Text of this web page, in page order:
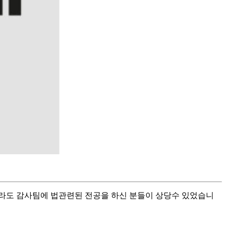
감사팀에 법관련된 전공을 하신 분들이 상당수 있었습니